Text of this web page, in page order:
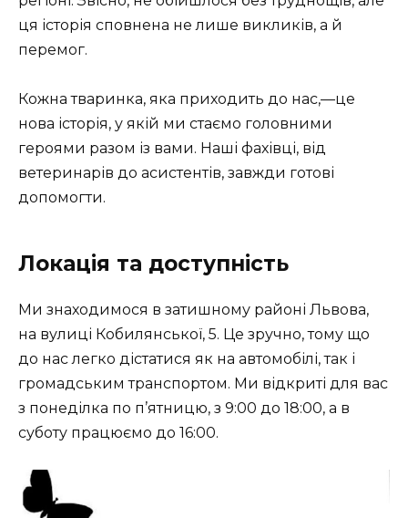
ця історія сповнена не лише викликів, а й
перемог.
Кожна тваринка, яка приходить до нас,—це
нова історія, у якій ми стаємо головними
героями разом із вами. Наші фахівці, від
ветеринарів до асистентів, завжди готові
допомогти.
Локація та доступність
Ми знаходимося в затишному районі Львова,
на вулиці Кобилянської, 5. Це зручно, тому що
до нас легко дістатися як на автомобілі, так і
громадським транспортом. Ми відкриті для вас
з понеділка по п’ятницю, з 9:00 до 18:00, а в
суботу працюємо до 16:00.